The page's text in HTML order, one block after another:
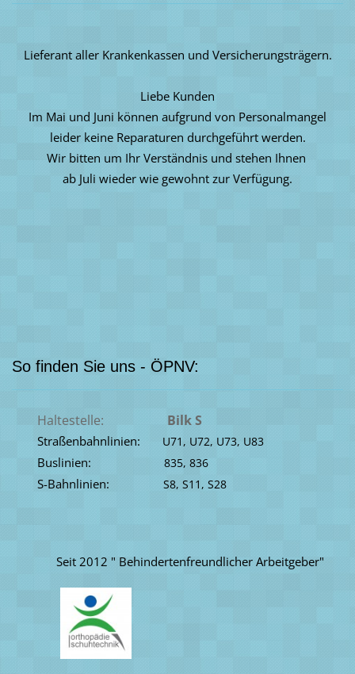
Lieferant aller Krankenkassen und Versicherungsträgern.
Liebe Kunden
Im Mai und Juni können aufgrund von Personalmangel
leider keine Reparaturen durchgeführt werden.
Wir bitten um Ihr Verständnis und stehen Ihnen
ab Juli wieder wie gewohnt zur Verfügung.
So finden Sie uns - ÖPNV:
Haltestelle: Bilk S
Straßenbahnlinien: U71, U72, U73, U83
Buslinien: 835, 836
S-Bahnlinien: S8, S11, S28
Seit 2012 " Behindertenfreundlicher Arbeitgeber"